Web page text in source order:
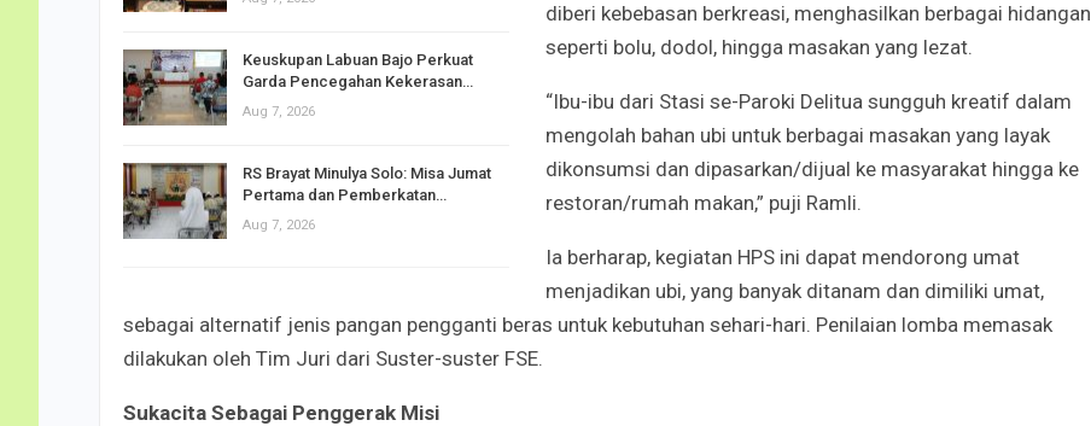
Keuskupan Labuan Bajo Perkuat
Garda Pencegahan Kekerasan…
Aug 7, 2026
RS Brayat Minulya Solo: Misa Jumat
Pertama dan Pemberkatan…
Aug 7, 2026
diberi kebebasan berkreasi, menghasilkan berbagai hidangan
seperti bolu, dodol, hingga masakan yang lezat.
“Ibu-ibu dari Stasi se-Paroki Delitua sungguh kreatif dalam
mengolah bahan ubi untuk berbagai masakan yang layak
dikonsumsi dan dipasarkan/dijual ke masyarakat hingga ke
restoran/rumah makan,” puji Ramli.
Ia berharap, kegiatan HPS ini dapat mendorong umat
menjadikan ubi, yang banyak ditanam dan dimiliki umat,
sebagai alternatif jenis pangan pengganti beras untuk kebutuhan sehari-hari. Penilaian lomba memasak
dilakukan oleh Tim Juri dari Suster-suster FSE.
Sukacita Sebagai Penggerak Misi